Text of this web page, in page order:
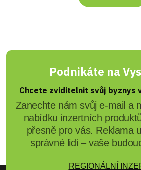
Podnikáte na
Chcete zviditelnit svůj byznys
Zanechte nám svůj e-mail a
nabídku inzertních
přesně pro vás. Reklama
správné lidi – vaše
REGIONÁLNÍ